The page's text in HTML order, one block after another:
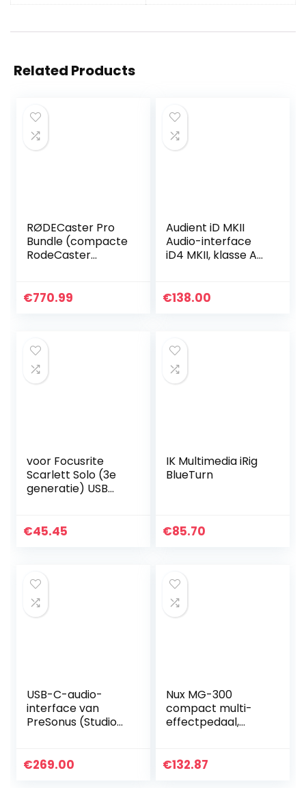
Related Products
RØDECaster Pro
Bundle (compacte
RodeCaster
PodMic
€770.99
Audient iD MKII
Audio-interface
iD4 MKII, klasse A
sterker (High
€138.00
voor Focusrite
Scarlett Solo (3e
generatie) USB
CO2crea
€45.45
IK Multimedia iRig
BlueTurn
€85.70
USB-C-audio-
interface van
PreSonus (Studio
€269.00
Nux MG-300
compact multi-
effectpedaal,
effectpedaal
€132.87